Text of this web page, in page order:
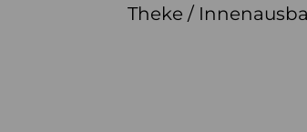
Theke /